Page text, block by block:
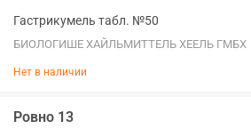
Гастрикумель табл. №50
БИОЛОГИШЕ ХАЙЛЬМИТТЕЛЬ ХЕЕЛЬ ГМБХ
Нет в наличии
Ровно 13